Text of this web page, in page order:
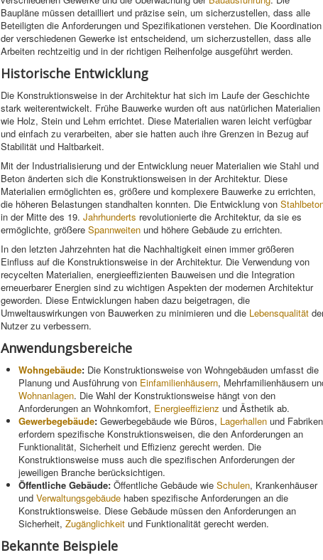
Baupläne müssen detailliert und präzise sein, um sicherzustellen, dass alle
Beteiligten die Anforderungen und Spezifikationen verstehen. Die Koordination
der verschiedenen Gewerke ist entscheidend, um sicherzustellen, dass alle
Arbeiten rechtzeitig und in der richtigen Reihenfolge ausgeführt werden.
Historische Entwicklung
Die Konstruktionsweise in der Architektur hat sich im Laufe der Geschichte
stark weiterentwickelt. Frühe Bauwerke wurden oft aus natürlichen Materialien
wie Holz, Stein und Lehm errichtet. Diese Materialien waren leicht verfügbar
und einfach zu verarbeiten, aber sie hatten auch ihre Grenzen in Bezug auf
Stabilität und Haltbarkeit.
Mit der Industrialisierung und der Entwicklung neuer Materialien wie Stahl und
Beton änderten sich die Konstruktionsweisen in der Architektur. Diese
Materialien ermöglichten es, größere und komplexere Bauwerke zu errichten,
die höheren Belastungen standhalten konnten. Die Entwicklung von
in der Mitte des 19. Jahrhunderts revolutionierte die Architektur, da sie es
ermöglichte, größere Spannweiten und höhere Gebäude zu errichten.
In den letzten Jahrzehnten hat die Nachhaltigkeit einen immer größeren
Einfluss auf die Konstruktionsweise in der Architektur. Die Verwendung von
recycelten Materialien, energieeffizienten Bauweisen und die Integration
erneuerbarer Energien sind zu wichtigen Aspekten der modernen Architektur
geworden. Diese Entwicklungen haben dazu beigetragen, die
Umweltauswirkungen von Bauwerken zu minimieren und die Lebensqualität
Nutzer zu verbessern.
Anwendungsbereiche
Wohngebäude: Die Konstruktionsweise von Wohngebäuden umfasst die
Planung und Ausführung von Einfamilienhäusern, Mehrfamilienhäusern
Wohnanlagen. Die Wahl der Konstruktionsweise hängt von den
Anforderungen an Wohnkomfort, Energieeffizienz und Ästhetik ab.
Gewerbegebäude: Gewerbegebäude wie Büros, Lagerhallen und Fabriken
erfordern spezifische Konstruktionsweisen, die den Anforderungen an
Funktionalität, Sicherheit und Effizienz gerecht werden. Die
Konstruktionsweise muss auch die spezifischen Anforderungen der
jeweiligen Branche berücksichtigen.
Öffentliche Gebäude: Öffentliche Gebäude wie Schulen, Krankenhäuser
und Verwaltungsgebäude haben spezifische Anforderungen an die
Konstruktionsweise. Diese Gebäude müssen den Anforderungen an
Sicherheit, Zugänglichkeit und Funktionalität gerecht werden.
Bekannte Beispiele